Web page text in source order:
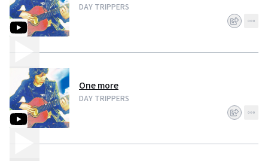
DAY TRIPPERS
One more
DAY TRIPPERS